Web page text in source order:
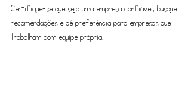
Certifique-se que seja uma empresa confiável, busque
recomendações e dê preferência para empresas que
trabalham com equipe própria.